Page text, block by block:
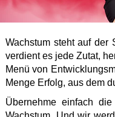
Wachstum steht auf der
verdient es jede Zutat,
Menü von
Menge Erfolg, aus dem
Übernehme einfach